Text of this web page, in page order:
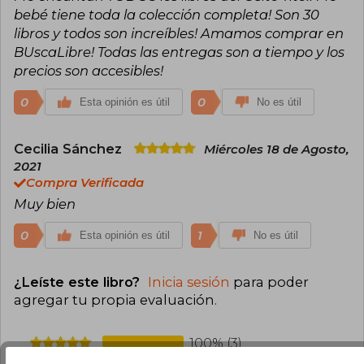
páginas ilustradas.
Además de sus libros de autor, Benji Davies es
una pieza clave en la exitosa serie infantil Bizzy
Bear, aportando su talento gráfico y narrativo en
cada entrega y consolidándose así como una
de las figuras más importantes de la literatura
ilustrada para la infancia actual. A través de su
lectores más pequeños, manteniéndose como
y queridos por las nuevas generaciones.
bebé tiene toda la colección completa! Son 30
libros y todos son increíbles! Amamos comprar en
BUscaLibre! Todas las entregas son a tiempo y los
precios son accesibles!
0 Esta opinión es útil 0 No es útil
Cecilia Sánchez
Miércoles 18 de Agosto,
2021
Compra Verificada
Muy bien
0 Esta opinión es útil 1 No es útil
¿Leíste este libro? Inicia sesión para poder
agregar tu propia evaluación.
100% (3)